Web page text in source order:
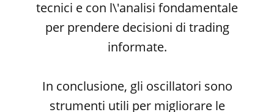
tecnici e con l\'analisi fondamentale
per prendere decisioni di trading
informate.
In conclusione, gli oscillatori sono
strumenti utili per migliorare le